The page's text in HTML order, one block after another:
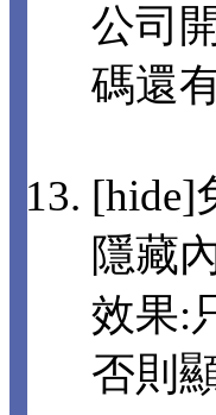
公司
碼還
[hide]
隱藏
效果:
否則